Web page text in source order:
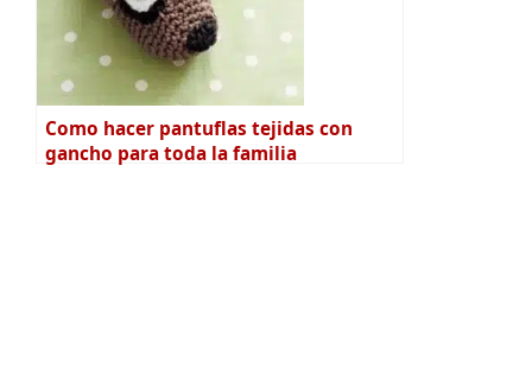
Como hacer pantuflas tejidas con
gancho para toda la familia